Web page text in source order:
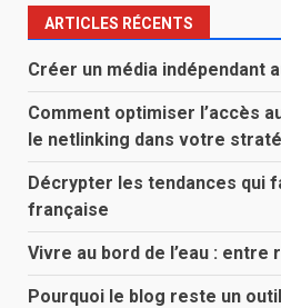
ARTICLES RÉCENTS
Créer un média indépendant
Comment optimiser l’accès
le netlinking dans votre
Décrypter les tendances qui
française
Vivre au bord de l’eau :
Pourquoi le blog reste un